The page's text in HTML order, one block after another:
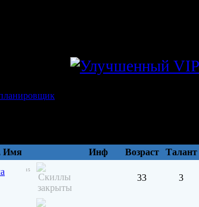
Имя Инф Возраст Талант
15
33 3